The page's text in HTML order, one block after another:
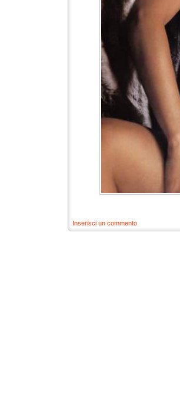
Inserisci un commento